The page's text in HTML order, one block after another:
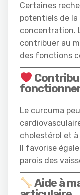
Certaines
potentiels de la
concentration.
contribuer au
des fonctions
Le curcuma
cholestérol et
Il favorise
parois des
Aide à